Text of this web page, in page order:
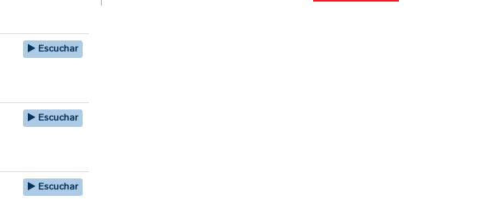
Escuchar
Escuchar
Escuchar